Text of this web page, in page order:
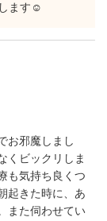
ます☺
お邪魔しまし
くビックリしま
も気持ち良くつ
起きた時に、あ
また伺わせてい